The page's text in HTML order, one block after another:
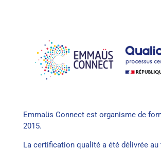
Emmaüs Connect est organisme de
2015.
La certification qualité a été délivrée au